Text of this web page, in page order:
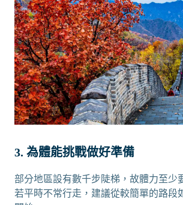
3. 為體能挑戰做好準備
部分地區設有數千步陡梯，故體力至少
若平時不常行走，建議從較簡單的路段